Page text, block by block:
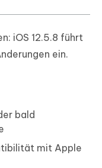
iOS 12.5.8 führt
ein.
bald
mit Apple